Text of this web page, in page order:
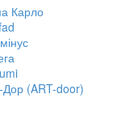
Карло
Дор (ART-door)